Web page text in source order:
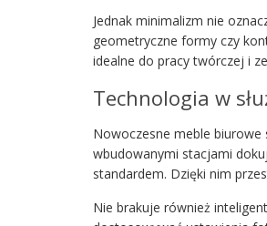
Jednak minimalizm nie
geometryczne formy czy
idealne do pracy twórczej i
Technologia w
Nowoczesne meble biurowe
wbudowanymi stacjami
standardem. Dzięki nim
Nie brakuje również